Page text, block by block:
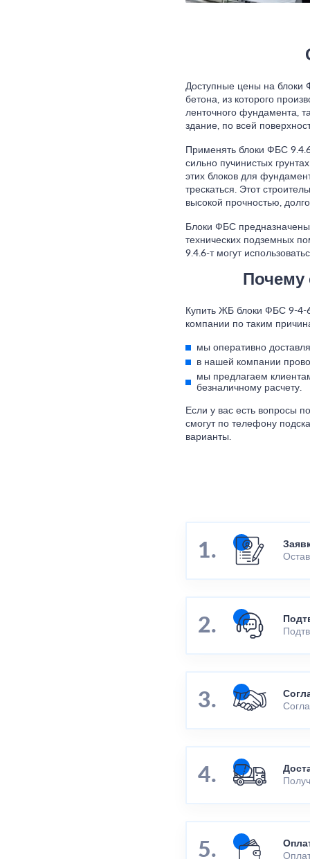
Доступные цены на блоки
бетона, из которого
ленточного фундамента,
здание, по всей
Применять блоки ФБС
сильно пучинистых
этих блоков для
трескаться. Этот
высокой прочностью,
Блоки ФБС
технических подземных
9.4.6-т могут
Почему
Купить ЖБ блоки ФБС 9-4-
компании по таким
мы оперативно
в нашей компании
мы предлагаем
безналичному расчету.
Если у вас есть вопросы
смогут по телефону
варианты.